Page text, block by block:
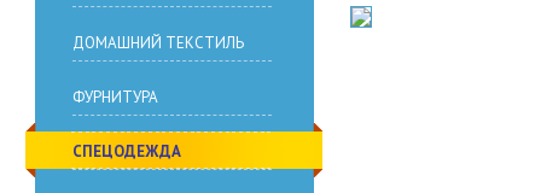
ДОМАШНИЙ ТЕКСТИЛЬ
ФУРНИТУРА
СПЕЦОДЕЖДА